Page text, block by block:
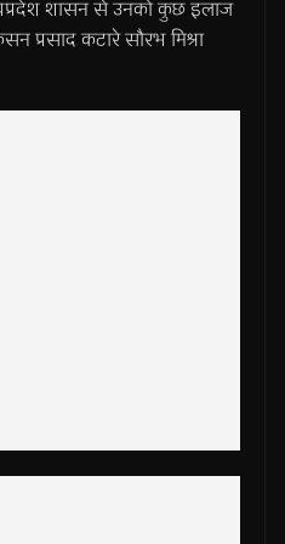
शासन से उनको कुछ इलाज
प्रसाद कटारे सौरभ मिश्रा